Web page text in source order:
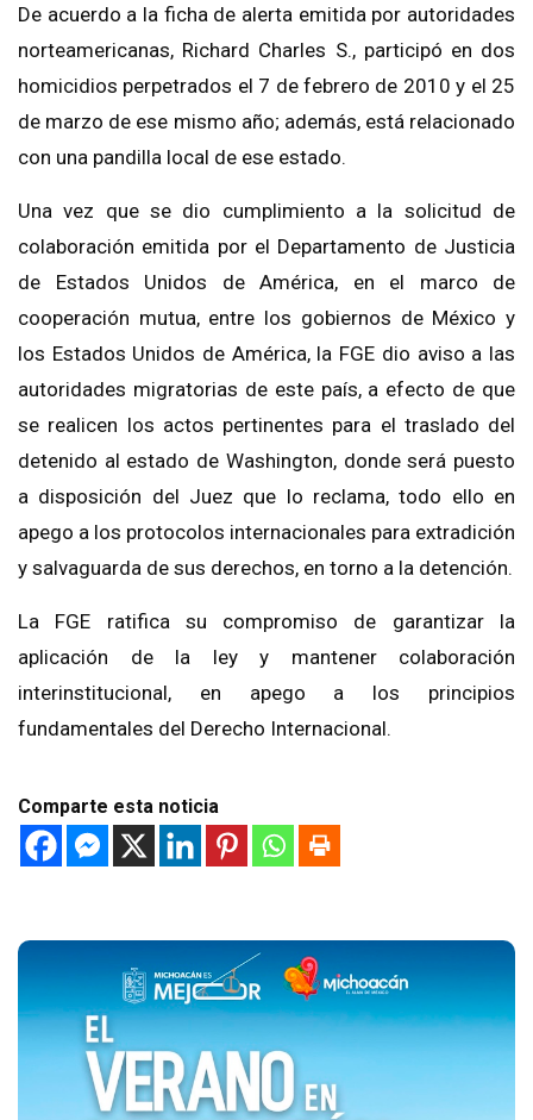
De acuerdo a la ficha de alerta emitida por autoridades
norteamericanas, Richard Charles S., participó en dos
homicidios perpetrados el 7 de febrero de 2010 y el 25
de marzo de ese mismo año; además, está relacionado
con una pandilla local de ese estado.
Una vez que se dio cumplimiento a la solicitud de
colaboración emitida por el Departamento de Justicia
de Estados Unidos de América, en el marco de
cooperación mutua, entre los gobiernos de México y
los Estados Unidos de América, la FGE dio aviso a las
autoridades migratorias de este país, a efecto de que
se realicen los actos pertinentes para el traslado del
detenido al estado de Washington, donde será puesto
a disposición del Juez que lo reclama, todo ello en
apego a los protocolos internacionales para extradición
y salvaguarda de sus derechos, en torno a la detención.
La FGE ratifica su compromiso de garantizar la
aplicación de la ley y mantener colaboración
interinstitucional, en apego a los principios
fundamentales del Derecho Internacional.
Comparte esta noticia